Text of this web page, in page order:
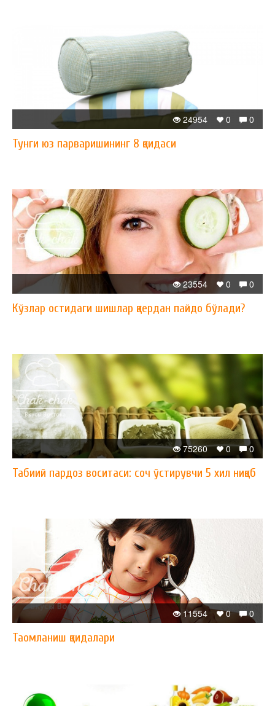
0
0
24954
Тунги юз парваришининг 8 қоидаси
0
0
23554
​Кўзлар остидаги шишлар қаердан пайдо бўлади?
0
0
75260
​Табиий пардоз воситаси: соч ўстирувчи 5 хил ниқоб
0
0
11554
Таомланиш қоидалари